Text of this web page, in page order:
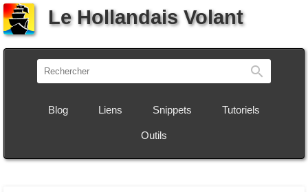
Le Hollandais Volant
Blog Liens Snippets Tutoriels
Outils